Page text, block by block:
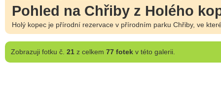
Pohled na Chřiby z Holého
Holý kopec je přírodní rezervace v přírodním parku Chřiby, ve
Zobrazujifotku č. 21z celkem 77 fotekv této galerii.